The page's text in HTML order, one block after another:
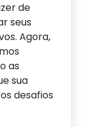
de
seus
Agora,
as
sua
desafios